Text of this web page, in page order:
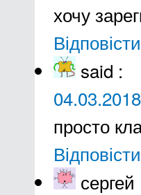
хочу
Відповісти
said :
просто
Відповісти
сергей